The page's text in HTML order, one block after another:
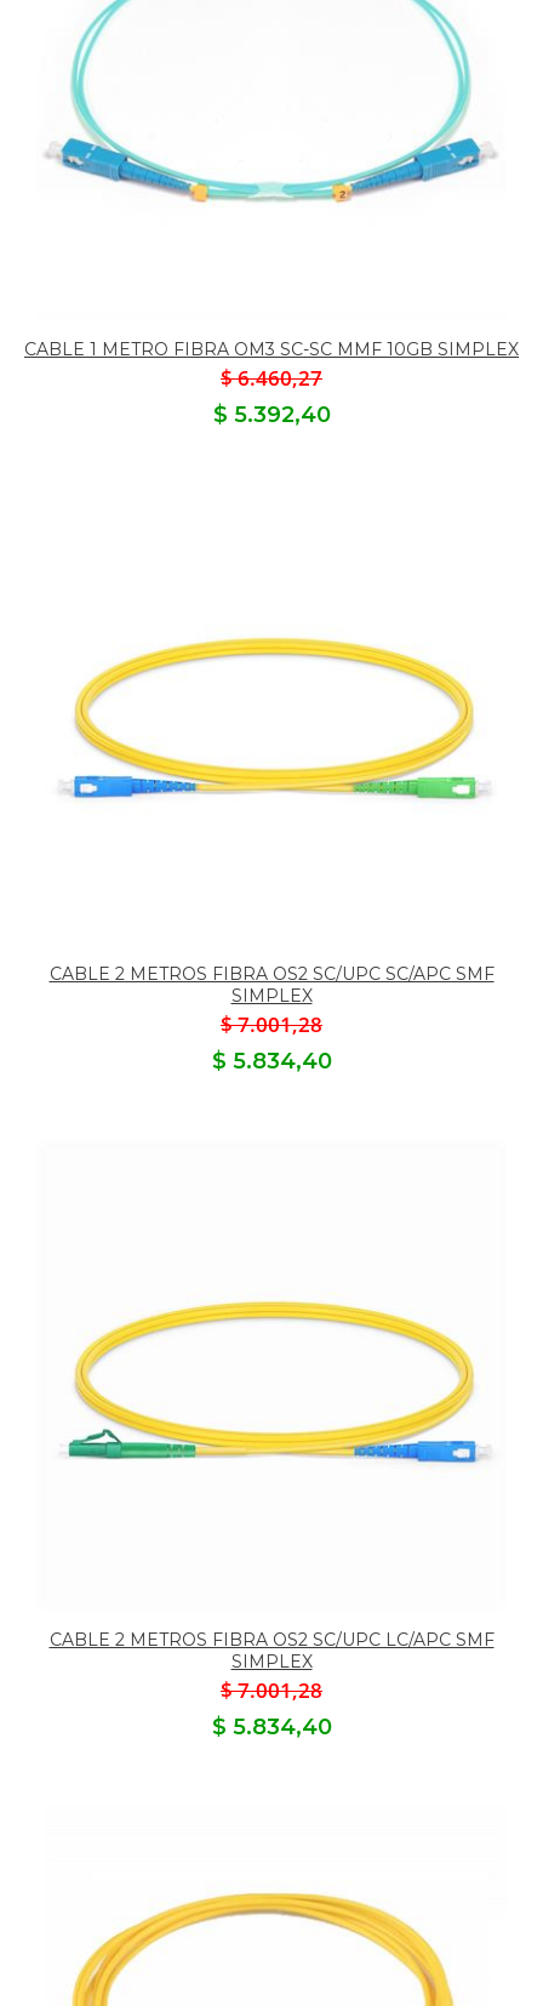
CABLE 1 METRO FIBRA OM3 SC-SC MMF 10GB SIMPLEX
$ 6.460,27
$ 5.392,40
CABLE 2 METROS FIBRA OS2 SC/UPC SC/APC SMF
SIMPLEX
$ 7.001,28
$ 5.834,40
CABLE 2 METROS FIBRA OS2 SC/UPC LC/APC SMF
SIMPLEX
$ 7.001,28
$ 5.834,40